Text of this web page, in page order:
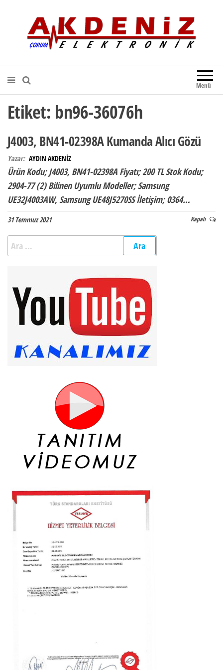
Akdeniz Elektronik
Teknik Destek, Kaliteli Hizmet |
Çorum Elektronik Firması
Menü
Etiket: bn96-36076h
J4003, BN41-02398A Kumanda Alıcı Gözü
Yazar: AYDIN AKDENİZ
Ürün Kodu; J4003, BN41-02398A Fiyatı; 200 TL Stok Kodu;
2904-77 (2) Bilinen Uyumlu Modeller; Samsung
UE32J4003AW, Samsung UE48J5270SS İletişim; 0364…
31 Temmuz 2021 Kapalı
Arama: